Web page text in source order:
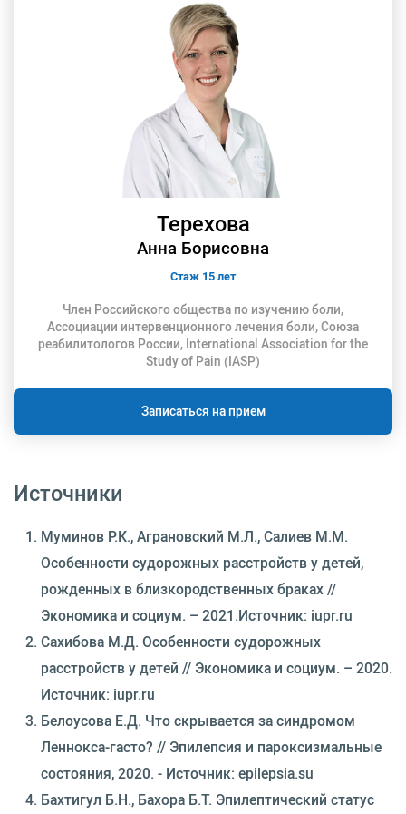
Терехова
Анна Борисовна
Стаж 15 лет
Член Российского общества по изучению боли,
Ассоциации интервенционного лечения боли, Союза
реабилитологов России, International Association for the
Study of Pain (IASP)
Записаться на прием
Источники
Муминов Р.К., Аграновский М.Л., Салиев М.М.
Особенности судорожных расстройств у детей,
рожденных в близкородственных браках //
Экономика и социум. – 2021.Источник: iupr.ru
Сахибова М.Д. Особенности судорожных
расстройств у детей // Экономика и социум. – 2020.
Источник: iupr.ru
Белоусова Е.Д. Что скрывается за синдромом
Леннокса-гасто? // Эпилепсия и пароксизмальные
состояния, 2020. - Источник: epilepsia.su
Бахтигул Б.Н., Бахора Б.Т. Эпилептический статус